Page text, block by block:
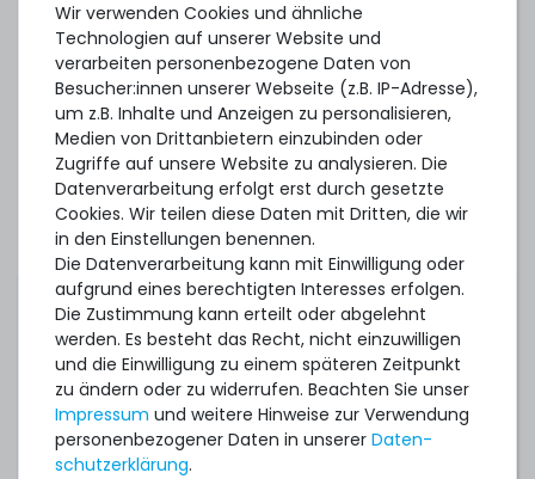
Microsoft Windows Server 2019
Microsoft Windows Server 2022
Microsoft Windows Server 2025
Oracle Linux/UEK 6.9 (Intel Xeon Scalable 1st Gen)
Oracle Linux/UEK 6.10 (Intel Xeon Scalable 2nd Gen)
Oracle Linux/UEK 7.4 (Intel Xeon Scalable 1st Gen)
Oracle Linux/UEK 7.6 (Intel Xeon Scalable 2nd Gen)
Oracle VM 3.4.4
Red Hat Enterprise Linux 6.9 (Intel Xeon Scalable 1st
Gen)
Red Hat Enterprise Linux 7.3 (Intel Xeon Scalable 1st
Gen)
Wir verwenden Cookies und ähnliche
Technologien auf unserer Website und
verarbeiten personenbezogene Daten von
Besucher:innen unserer Webseite (z.B. IP-Adresse),
um z.B. Inhalte und Anzeigen zu personalisieren,
Medien von Drittanbietern einzubinden oder
Zugriffe auf unsere Website zu analysieren. Die
Datenverarbeitung erfolgt erst durch gesetzte
Cookies. Wir teilen diese Daten mit Dritten, die wir
in den Einstellungen benennen.
Die Datenverarbeitung kann mit Einwilligung oder
aufgrund eines berechtigten Interesses erfolgen.
Die Zustimmung kann erteilt oder abgelehnt
werden. Es besteht das Recht, nicht einzuwilligen
und die Einwilligung zu einem späteren Zeitpunkt
zu ändern oder zu widerrufen. Beachten Sie unser
Impressum und weitere Hinweise zur Verwendung
personenbezogener Daten in unserer Daten­
schutz­erklärung.